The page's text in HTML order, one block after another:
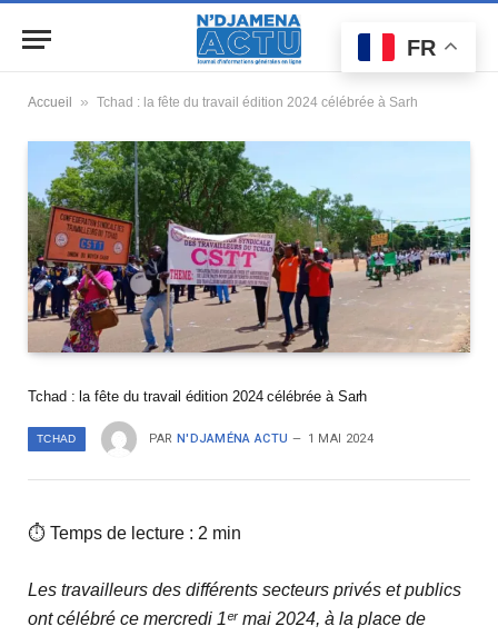
Accueil » Tchad : la fête du travail édition 2024 célébrée à Sarh
Tchad : la fête du travail édition 2024 célébrée à Sarh
TCHAD PAR N'DJAMÉNA ACTU 1 MAI 2024
⏱ Temps de lecture : 2 min
Les travailleurs des différents secteurs privés et publics
ont célébré ce mercredi 1ᵉʳ mai 2024, à la place de
FR